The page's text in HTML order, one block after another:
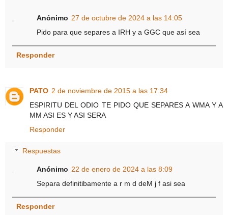
Anónimo 27 de octubre de 2024 a las 14:05
Pido para que separes a IRH y a GGC que así sea
Responder
PATO 2 de noviembre de 2015 a las 17:34
ESPIRITU DEL ODIO TE PIDO QUE SEPARES A WMA Y A
MM ASI ES Y ASI SERA
Responder
Respuestas
Anónimo 22 de enero de 2024 a las 8:09
Separa definitibamente a r m d deM j f asi sea
Responder